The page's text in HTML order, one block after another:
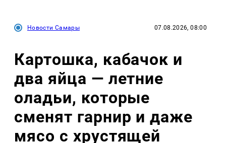
Новости Самары 07.08.2026, 08:00
Картошка, кабачок и
два яйца — летние
оладьи, которые
сменят гарнир и даже
мясо с хрустящей